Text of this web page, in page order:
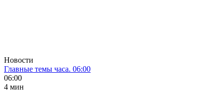
Новости
Главные темы часа. 06:00
06:00
4 мин